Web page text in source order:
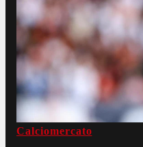
Calciomercato